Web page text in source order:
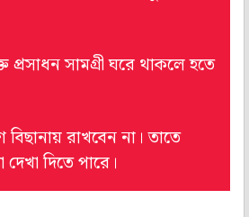
প্রসাধন সামগ্রী ঘরে থাকলে হতে
রাখবেন না। তাতে
দিতে পারে।